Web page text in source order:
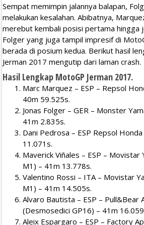
Sempat memimpin jalannya balapan,
melakukan kesalahan. Abibatnya,
merebut kembali posisi pertama hingga
Folger yang juga tampil impresif di
berada di posium kedua. Berikut hasil
Jerman 2017 mengutip dari laman crash.
Hasil Lengkap MotoGP Jerman 2017.
Marc Marquez – ESP – Repsol
40m 59.525s.
Jonas Folger – GER – Monster
41m 2.835s.
Dani Pedrosa – ESP Repsol
11.071s.
Maverick Viñales – ESP – Movistar
M1) – 41m 13.778s.
Valentino Rossi – ITA – Movistar
M1) – 41m 14.505s.
Alvaro Bautista – ESP – Pull&Bear
(Desmosedici GP16) – 41m
Aleix Espargaro – ESP – Factory